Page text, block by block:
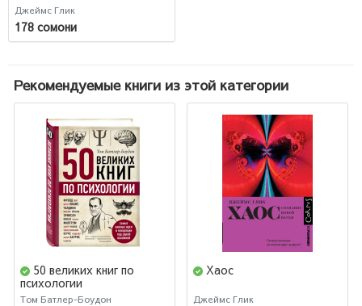
Джеймс Глик
178 сомони
Рекомендуемые книги из этой категории
50 великих книг по
психологии
Том Батлер-Боудон
Хаос
Джеймс Глик